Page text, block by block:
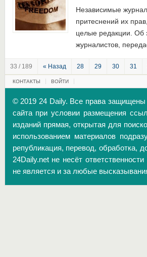
Независимые
притеснений их
целые редакции. Об
журналистов,
33 / 189 « Назад 28 29 30 31
КОНТАКТЫ ВОЙТИ
© 2019 24 Daily. Все права защищены
сайта при условии размещения
изданий прямая, открытая для
использованием материалов
републикация, перевод, обработка,
24Daily.net не несёт
не является и за любые